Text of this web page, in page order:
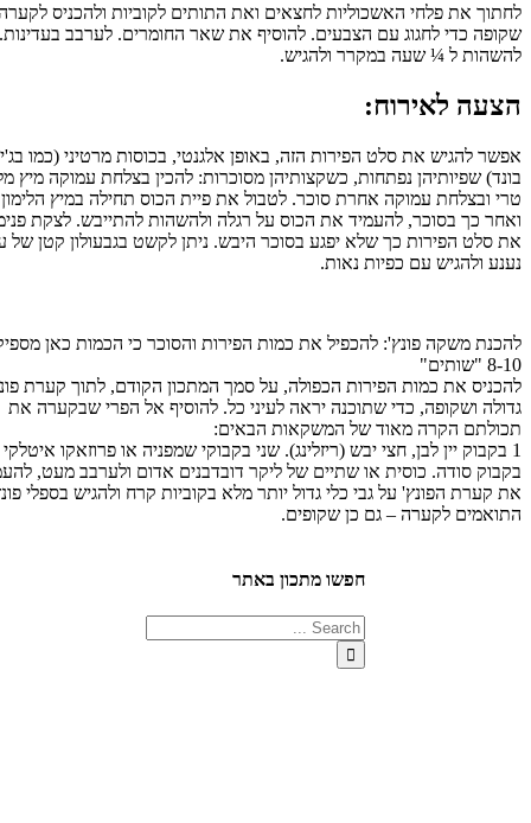
את פלחי האשכוליות לחצאים ואת התותים לקוביות ולהכניס לקערה
כדי לחגוג עם הצבעים. להוסיף את שאר החומרים. לערבב בעדינות.
ל ¼ שעה במקרר ולהגיש.
לאירוח:
להגיש את סלט הפירות הזה, באופן אלגנטי, בכוסות מרטיני (כמו בג'ימס
שפיותיהן נפתחות, כשקצותיהן מסוכרות: להכין בצלחת עמוקה מיץ מלימון
ובצלחת עמוקה אחרת סוכר. לטבול את פיית הכוס תחילה במיץ הלימון
כך בסוכר, להעמיד את הכוס על רגלה ולהשהות להתייבש. לצקת פנימה
הפירות כך שלא יפגע בסוכר היבש. ניתן לקשט בגבעולון קטן של עלי
ולהגיש עם כפיות נאות.
משקה פונץ': להכפיל את כמות הפירות והסוכר כי הכמות כאן מספיקה ל
את כמות הפירות הכפולה, על סמך המתכון הקודם, לתוך קערת פונץ'
ושקופה, כדי שתוכנה יראה לעיני כל. להוסיף אל הפרי שבקערה את
הקרה מאוד של המשקאות הבאים:
יין לבן, חצי יבש (ריזלינג). שני בקבוקי שמפניה או פרוזאקו איטלקי וחצי
סודה. כוסית או שתיים של ליקר דובדבנים אדום ולערבב מעט, להעמיד
הפונץ' על גבי כלי גדול יותר מלא בקוביות קרח ולהגיש בספלי פונץ'
לקערה – גם כן שקופים.
חפשו מתכון באתר